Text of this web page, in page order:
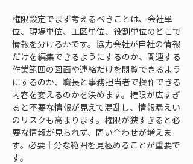
権限設定でまず考えるべきことは、会社単
位、現場単位、工区単位、役割単位のどこで
情報を分けるかです。協力会社が自社の情報
だけを編集できるようにするのか、関連する
作業範囲の図面や連絡だけを閲覧できるよう
にするのか、職長と事務担当者で操作できる
内容を変えるのかを決めます。権限が広すぎ
ると不要な情報が見えて混乱し、情報漏えい
のリスクも高まります。権限が狭すぎると必
要な情報が見られず、問い合わせが増えま
す。必要十分な範囲を見極めることが重要で
す。